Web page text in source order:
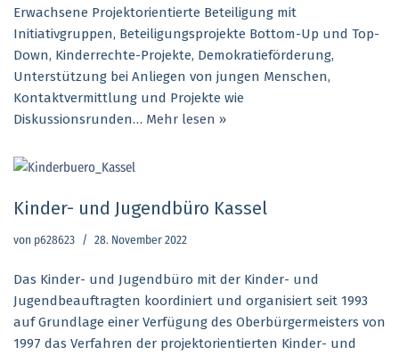
Erwachsene Projektorientierte Beteiligung mit
Initiativgruppen, Beteiligungsprojekte Bottom-Up und Top-
Down, Kinderrechte-Projekte, Demokratieförderung,
Unterstützung bei Anliegen von jungen Menschen,
Kontaktvermittlung und Projekte wie
Diskussionsrunden… Mehr lesen »
Kinder- und Jugendbüro Kassel
von p628623 28. November 2022
Das Kinder- und Jugendbüro mit der Kinder- und
Jugendbeauftragten koordiniert und organisiert seit 1993
auf Grundlage einer Verfügung des Oberbürgermeisters von
1997 das Verfahren der projektorientierten Kinder- und